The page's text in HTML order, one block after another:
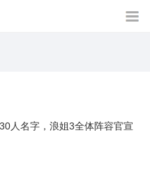
人名字，浪姐3全体阵容官宣